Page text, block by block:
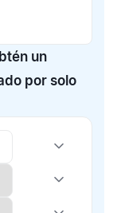
un
por solo